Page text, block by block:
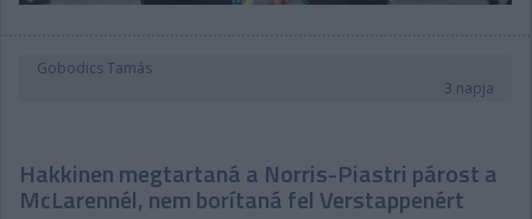
Gobodics Tamás
3 napja
Hakkinen megtartaná a Norris-Piastri párost a
McLarennél, nem borítaná fel Verstappenért